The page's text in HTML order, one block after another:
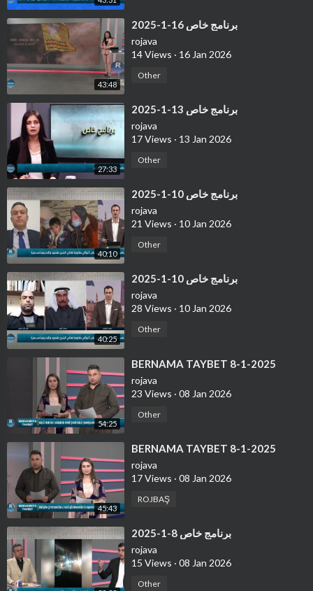
43:48
⁣برنامج خاص 16-1-2025
rojava
14 Views · 16 Jan 2026
Other
27:33
⁣برنامج خاص 13-1-2025
rojava
17 Views · 13 Jan 2026
Other
40:10
⁣برنامج خاص 10-1-2025
rojava
21 Views · 10 Jan 2026
Other
40:25
⁣برنامج خاص 10-1-2025
rojava
28 Views · 10 Jan 2026
Other
54:25
⁣BERNAMA TAYBET 8-1-2025
rojava
23 Views · 08 Jan 2026
Other
45:43
⁣BERNAMA TAYBET 8-1-2025
rojava
17 Views · 08 Jan 2026
ROJBAŞ
⁣برنامج خاص 8-1-2025
rojava
15 Views · 08 Jan 2026
Other